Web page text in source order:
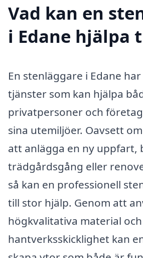
Vad kan en
i Edane hjälpa
En stenläggare i Edane
tjänster som kan hjälpa
privatpersoner och
sina utemiljöer. Oavsett
att anlägga en ny uppfart,
trädgårdsgång eller
så kan en professionell
till stor hjälp. Genom att
högkvalitativa material
hantverksskicklighet kan